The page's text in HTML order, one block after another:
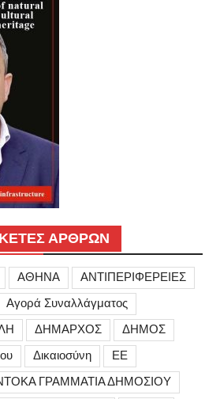
ΑΡΘΡΩΝ
ΑΘΗΝΑ
ΑΝΤΙΠΕΡΙΦΕΡΕΙΕΣ
Αγορά Συναλλάγματος
ΔΗΜΑΡΧΟΣ
ΔΗΜΟΣ
Δικαιοσύνη
ΕΕ
ΓΡΑΜΜΑΤΙΑ ΔΗΜΟΣΙΟΥ